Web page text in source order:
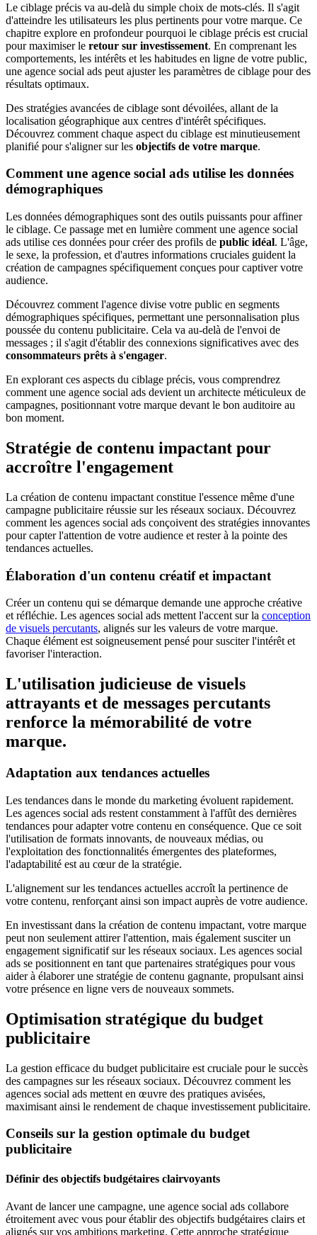
Le ciblage précis va au-delà du simple choix de mots-clés. Il s'agit
d'atteindre les utilisateurs les plus pertinents pour votre marque. Ce
chapitre explore en profondeur pourquoi le ciblage précis est crucial
pour maximiser le retour sur investissement. En comprenant les
comportements, les intérêts et les habitudes en ligne de votre public,
une agence social ads peut ajuster les paramètres de ciblage pour des
résultats optimaux.
Des stratégies avancées de ciblage sont dévoilées, allant de la
localisation géographique aux centres d'intérêt spécifiques.
Découvrez comment chaque aspect du ciblage est minutieusement
planifié pour s'aligner sur les objectifs de votre marque.
Comment une agence social ads utilise les données
démographiques
Les données démographiques sont des outils puissants pour affiner
le ciblage. Ce passage met en lumière comment une agence social
ads utilise ces données pour créer des profils de public idéal. L'âge,
le sexe, la profession, et d'autres informations cruciales guident la
création de campagnes spécifiquement conçues pour captiver votre
audience.
Découvrez comment l'agence divise votre public en segments
démographiques spécifiques, permettant une personnalisation plus
poussée du contenu publicitaire. Cela va au-delà de l'envoi de
messages ; il s'agit d'établir des connexions significatives avec des
consommateurs prêts à s'engager.
En explorant ces aspects du ciblage précis, vous comprendrez
comment une agence social ads devient un architecte méticuleux de
campagnes, positionnant votre marque devant le bon auditoire au
bon moment.
Stratégie de contenu impactant pour
accroître l'engagement
La création de contenu impactant constitue l'essence même d'une
campagne publicitaire réussie sur les réseaux sociaux. Découvrez
comment les agences social ads conçoivent des stratégies innovantes
pour capter l'attention de votre audience et rester à la pointe des
tendances actuelles.
Élaboration d'un contenu créatif et impactant
Créer un contenu qui se démarque demande une approche créative
et réfléchie. Les agences social ads mettent l'accent sur la conception
de visuels percutants, alignés sur les valeurs de votre marque.
Chaque élément est soigneusement pensé pour susciter l'intérêt et
favoriser l'interaction.
L'utilisation judicieuse de visuels
attrayants et de messages percutants
renforce la mémorabilité de votre
marque.
Adaptation aux tendances actuelles
Les tendances dans le monde du marketing évoluent rapidement.
Les agences social ads restent constamment à l'affût des dernières
tendances pour adapter votre contenu en conséquence. Que ce soit
l'utilisation de formats innovants, de nouveaux médias, ou
l'exploitation des fonctionnalités émergentes des plateformes,
l'adaptabilité est au cœur de la stratégie.
L'alignement sur les tendances actuelles accroît la pertinence de
votre contenu, renforçant ainsi son impact auprès de votre audience.
En investissant dans la création de contenu impactant, votre marque
peut non seulement attirer l'attention, mais également susciter un
engagement significatif sur les réseaux sociaux. Les agences social
ads se positionnent en tant que partenaires stratégiques pour vous
aider à élaborer une stratégie de contenu gagnante, propulsant ainsi
votre présence en ligne vers de nouveaux sommets.
Optimisation stratégique du budget
publicitaire
La gestion efficace du budget publicitaire est cruciale pour le succès
des campagnes sur les réseaux sociaux. Découvrez comment les
agences social ads mettent en œuvre des pratiques avisées,
maximisant ainsi le rendement de chaque investissement publicitaire.
Conseils sur la gestion optimale du budget
publicitaire
Définir des objectifs budgétaires clairvoyants
Avant de lancer une campagne, une agence social ads collabore
étroitement avec vous pour établir des objectifs budgétaires clairs et
alignés sur vos ambitions marketing. Cette approche stratégique